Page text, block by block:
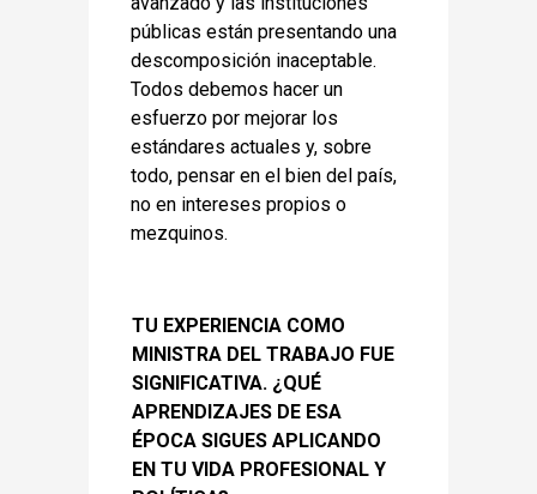
públicas están presentando una
descomposición inaceptable.
Todos debemos hacer un
esfuerzo por mejorar los
estándares actuales y, sobre
todo, pensar en el bien del país,
no en intereses propios o
mezquinos.
TU EXPERIENCIA COMO
MINISTRA DEL TRABAJO FUE
SIGNIFICATIVA. ¿QUÉ
APRENDIZAJES DE ESA
ÉPOCA SIGUES APLICANDO
EN TU VIDA PROFESIONAL Y